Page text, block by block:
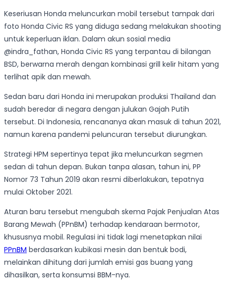
Keseriusan Honda meluncurkan mobil tersebut tampak dari
foto Honda Civic RS yang diduga sedang melakukan shooting
untuk keperluan iklan. Dalam akun sosial media
@indra_fathan, Honda Civic RS yang terpantau di bilangan
BSD, berwarna merah dengan kombinasi grill kelir hitam yang
terlihat apik dan mewah.
Sedan baru dari Honda ini merupakan produksi Thailand dan
sudah beredar di negara dengan julukan Gajah Putih
tersebut. Di Indonesia, rencananya akan masuk di tahun 2021,
namun karena pandemi peluncuran tersebut diurungkan.
Strategi HPM sepertinya tepat jika meluncurkan segmen
sedan di tahun depan. Bukan tanpa alasan, tahun ini, PP
Nomor 73 Tahun 2019 akan resmi diberlakukan, tepatnya
mulai Oktober 2021.
Aturan baru tersebut mengubah skema Pajak Penjualan Atas
Barang Mewah (PPnBM) terhadap kendaraan bermotor,
khususnya mobil. Regulasi ini tidak lagi menetapkan nilai
PPnBM berdasarkan kubikasi mesin dan bentuk bodi,
melainkan dihitung dari jumlah emisi gas buang yang
dihasilkan, serta konsumsi BBM-nya.